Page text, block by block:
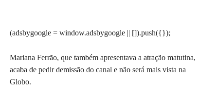
(adsbygoogle = window.adsbygoogle || []).push({});
Mariana Ferrão, que também apresentava a atração matutina,
acaba de pedir demissão do canal e não será mais vista na
Globo.